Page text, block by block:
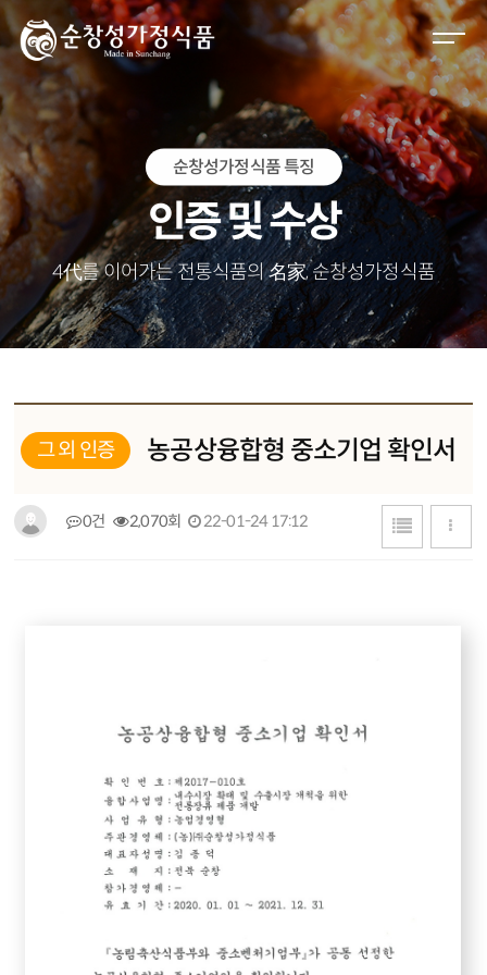
M
e
n
u
O
p
e
n
순창성가정식품 특징
인증 및 수상
4代를 이어가는 전통식품의 名家, 순창성가정식품
그 외 인증 농공상융합형 중소기업 확인서
0건 2,070회 22-01-24 17:12